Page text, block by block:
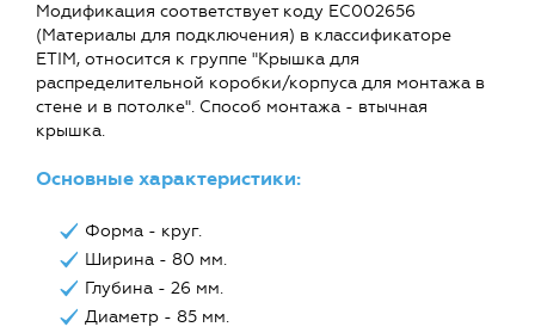
Модификация соответствует коду EC002656
(Материалы для подключения) в классификаторе
ETIM, относится к группе "Крышка для
распределительной коробки/корпуса для монтажа в
стене и в потолке". Способ монтажа - втычная
крышка.
Основные характеристики:
Форма - круг.
Ширина - 80 мм.
Глубина - 26 мм.
Диаметр - 85 мм.